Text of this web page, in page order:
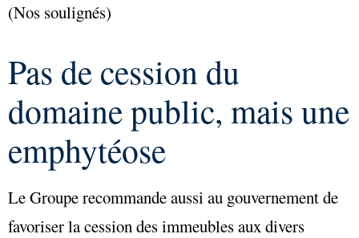
(Nos soulignés)
Pas de cession du
domaine public, mais une
emphytéose
Le Groupe recommande aussi au gouvernement de
favoriser la cession des immeubles aux divers